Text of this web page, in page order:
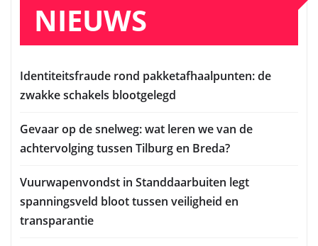
NIEUWS
Identiteitsfraude rond pakketafhaalpunten: de
zwakke schakels blootgelegd
Gevaar op de snelweg: wat leren we van de
achtervolging tussen Tilburg en Breda?
Vuurwapenvondst in Standdaarbuiten legt
spanningsveld bloot tussen veiligheid en
transparantie